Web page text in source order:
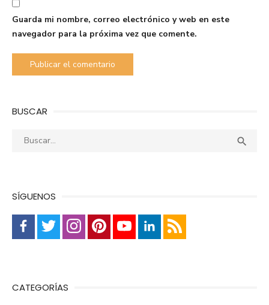
Guarda mi nombre, correo electrónico y web en este
navegador para la próxima vez que comente.
BUSCAR
Buscar: 
SÍGUENOS
CATEGORÍAS